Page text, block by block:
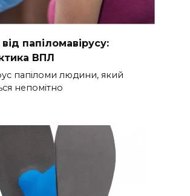
папіломавірусу:
ВПЛ
папіломи людини, який
непомітно